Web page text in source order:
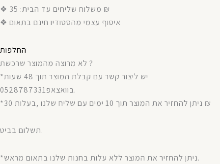
❖ משלוח שליחים עד הבית: 35 ₪
❖ איסוף עצמי מהסטודיו חינם בתאום
החלפות
לא מרוצה מהמוצר שרכשת ?
*יש ליצור קשר עם קבלת המוצר תוך 48 שעות
בוואצאפ0528787331.
*ניתן להחזיר את המוצר תוך 10 ימים עם שליח שלנו ,בעלות 30 ₪
תשלום בביט.
*ניתן להחזיר את המוצר ללא עלות בחנות שלנו בתאום מראש.